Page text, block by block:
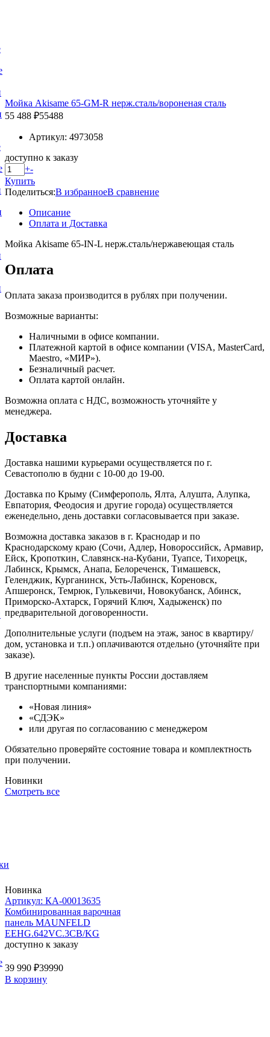
Мойка Akisame 65-GM-R нерж.сталь/вороненая сталь
55 488 ₽55488
Артикул: 4973058
доступно к заказу
+-
Купить
Поделиться:В избранноеВ сравнение
Описание
Оплата и Доставка
Мойка Akisame 65-IN-L нерж.сталь/нержавеющая сталь
Оплата
Оплата заказа производится в рублях при получении.
Возможные варианты:
Наличными в офисе компании.
Платежной картой в офисе компании (VISA, MasterCard,
Maestro, «МИР»).
Безналичный расчет.
Оплата картой онлайн.
Возможна оплата с НДС, возможность уточняйте у
менеджера.
Доставка
Доставка нашими курьерами осуществляется по г.
Севастополю в будни с 10-00 до 19-00.
Доставка по Крыму (Симферополь, Ялта, Алушта, Алупка,
Евпатория, Феодосия и другие города) осуществляется
еженедельно, день доставки согласовывается при заказе.
Возможна доставка заказов в г. Краснодар и по
Краснодарскому краю (Сочи, Адлер, Новороссийск, Армавир,
Ейск, Кропоткин, Славянск-на-Кубани, Туапсе, Тихорецк,
Лабинск, Крымск, Анапа, Белореченск, Тимашевск,
Геленджик, Курганинск, Усть-Лабинск, Кореновск,
Апшеронск, Темрюк, Гулькевичи, Новокубанск, Абинск,
Приморско-Ахтарск, Горячий Ключ, Хадыженск) по
предварительной договоренности.
Дополнительные услуги (подъем на этаж, занос в квартиру/
дом, установка и т.п.) оплачиваются отдельно (уточняйте при
заказе).
В другие населенные пункты России доставляем
транспортными компаниями:
«Новая линия»
«СДЭК»
или другая по согласованию с менеджером
Обязательно проверяйте состояние товара и комплектность
при получении.
Новинки
Смотреть все
Новинка
Артикул: КА-00013635
Комбинированная варочная
панель MAUNFELD
EEHG.642VC.3CB/KG
доступно к заказу
39 990 ₽39990
В корзину